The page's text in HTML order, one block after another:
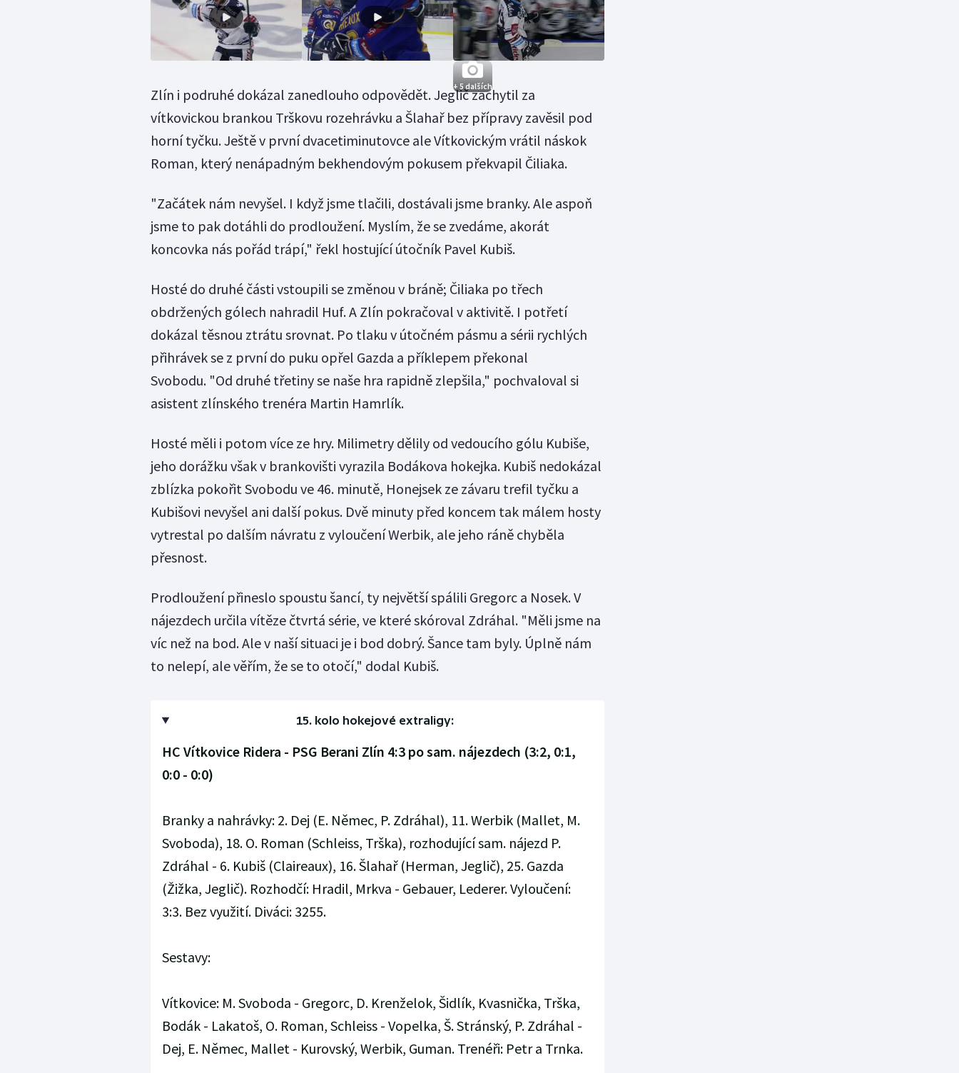
+ 5 dalších
Zlín i podruhé dokázal zanedlouho odpovědět. Jeglič zachytil za
vítkovickou brankou Trškovu rozehrávku a Šlahař bez přípravy zavěsil pod
horní tyčku. Ještě v první dvacetiminutovce ale Vítkovickým vrátil náskok
Roman, který nenápadným bekhendovým pokusem překvapil Čiliaka.
"Začátek nám nevyšel. I když jsme tlačili, dostávali jsme branky. Ale aspoň
jsme to pak dotáhli do prodloužení. Myslím, že se zvedáme, akorát
koncovka nás pořád trápí," řekl hostující útočník Pavel Kubiš.
Hosté do druhé části vstoupili se změnou v bráně; Čiliaka po třech
obdržených gólech nahradil Huf. A Zlín pokračoval v aktivitě. I potřetí
dokázal těsnou ztrátu srovnat. Po tlaku v útočném pásmu a sérii rychlých
přihrávek se z první do puku opřel Gazda a příklepem překonal
Svobodu. "Od druhé třetiny se naše hra rapidně zlepšila," pochvaloval si
asistent zlínského trenéra Martin Hamrlík.
Hosté měli i potom více ze hry. Milimetry dělily od vedoucího gólu Kubiše,
jeho dorážku však v brankovišti vyrazila Bodákova hokejka. Kubiš nedokázal
zblízka pokořit Svobodu ve 46. minutě, Honejsek ze závaru trefil tyčku a
Kubišovi nevyšel ani další pokus. Dvě minuty před koncem tak málem hosty
vytrestal po dalším návratu z vyloučení Werbik, ale jeho ráně chyběla
přesnost.
Prodloužení přineslo spoustu šancí, ty největší spálili Gregorc a Nosek. V
nájezdech určila vítěze čtvrtá série, ve které skóroval Zdráhal. "Měli jsme na
víc než na bod. Ale v naší situaci je i bod dobrý. Šance tam byly. Úplně nám
to nelepí, ale věřím, že se to otočí," dodal Kubiš.
15. kolo hokejové extraligy:
HC Vítkovice Ridera - PSG Berani Zlín 4:3 po sam. nájezdech (3:2, 0:1,
0:0 - 0:0)
Branky a nahrávky: 2. Dej (E. Němec, P. Zdráhal), 11. Werbik (Mallet, M.
Svoboda), 18. O. Roman (Schleiss, Trška), rozhodující sam. nájezd P.
Zdráhal - 6. Kubiš (Claireaux), 16. Šlahař (Herman, Jeglič), 25. Gazda
(Žižka, Jeglič). Rozhodčí: Hradil, Mrkva - Gebauer, Lederer. Vyloučení:
3:3. Bez využití. Diváci: 3255.
Sestavy:
Vítkovice: M. Svoboda - Gregorc, D. Krenželok, Šidlík, Kvasnička, Trška,
Bodák - Lakatoš, O. Roman, Schleiss - Vopelka, Š. Stránský, P. Zdráhal -
Dej, E. Němec, Mallet - Kurovský, Werbik, Guman. Trenéři: Petr a Trnka.